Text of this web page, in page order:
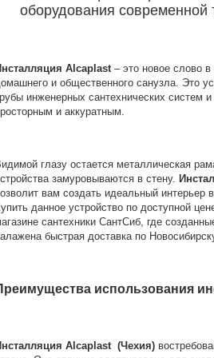
оборудования современной
Аlcaplast – это новое слово
и общественного санузла. Это
инженерных сантехнических систем
и аккуратным.
глазу остается металлическая
замуровываются в стену.
вам создать идеальный интерьер
данное устройство по доступной
сантехники СантСиб, где
быстрая доставка по
использования
Аlcaplast (Чехия)